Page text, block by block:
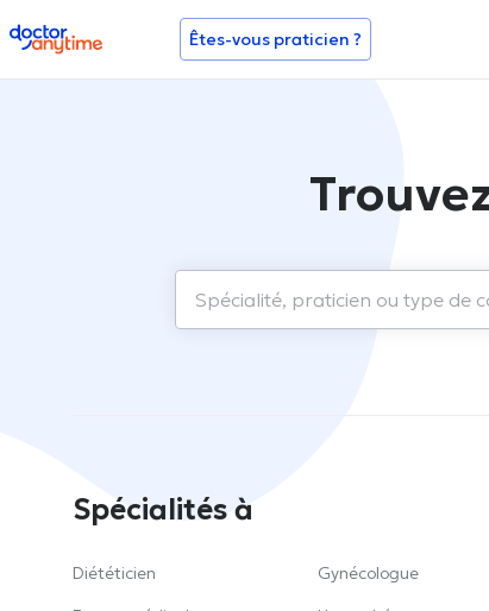
doctoranytime Êtes-vous praticien ?
Spécialités à
Diététicien
Gynécologue